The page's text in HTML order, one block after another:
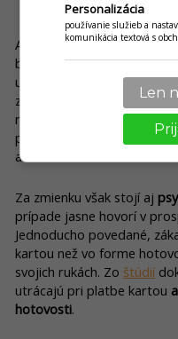
Bezhotovostné
Ako sme naznačili už o čosi
bezhotovostných platieb
uprednostnia platbu v
zákazníkom možnosť platiť
modernej ekonomiky.
prevádzky totiž nebude
ani obmedzovať.
Za zmienku však stojí aj
prípade jasne hovorí v
Jednoducho povedané,
kartou než vo forme
svojich rukách. Zo štúdií
utrácajú pri platbe kartou
hotovosti.
Personalizácia
používanie služieb a
komunikácia textová s
Len